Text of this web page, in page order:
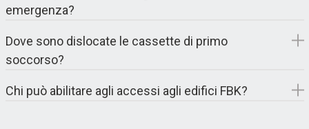
emergenza?
Dove sono dislocate le cassette di primo
soccorso?
Chi può abilitare agli accessi agli edifici FBK?